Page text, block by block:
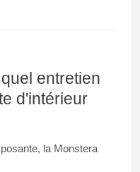
entretien
d'intérieur
la Monstera